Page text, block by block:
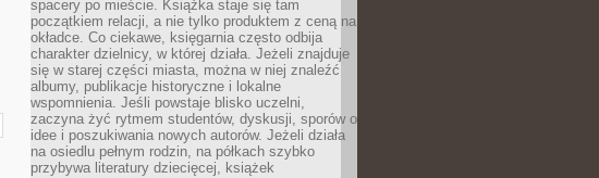
spacery po mieście. Książka staje się tam
początkiem relacji, a nie tylko produktem z ceną na
okładce. Co ciekawe, księgarnia często odbija
charakter dzielnicy, w której działa. Jeżeli znajduje
się w starej części miasta, można w niej znaleźć
albumy, publikacje historyczne i lokalne
wspomnienia. Jeśli powstaje blisko uczelni,
zaczyna żyć rytmem studentów, dyskusji, sporów o
idee i poszukiwania nowych autorów. Jeżeli działa
na osiedlu pełnym rodzin, na półkach szybko
przybywa literatury dziecięcej, książek